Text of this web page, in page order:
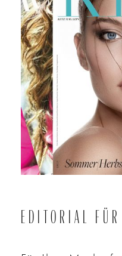
EDITORIAL